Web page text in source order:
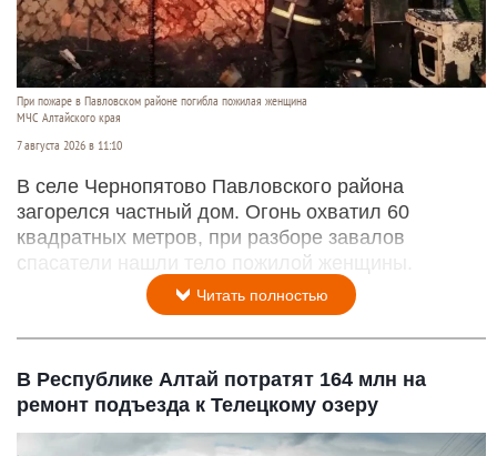
При пожаре в Павловском районе погибла пожилая женщина
МЧС Алтайского края
7 августа 2026 в 11:10
В селе Чернопятово Павловского района
загорелся частный дом. Огонь охватил 60
квадратных метров, при разборе завалов
спасатели нашли тело пожилой женщины.
Читать полностью
В Республике Алтай потратят 164 млн на
ремонт подъезда к Телецкому озеру